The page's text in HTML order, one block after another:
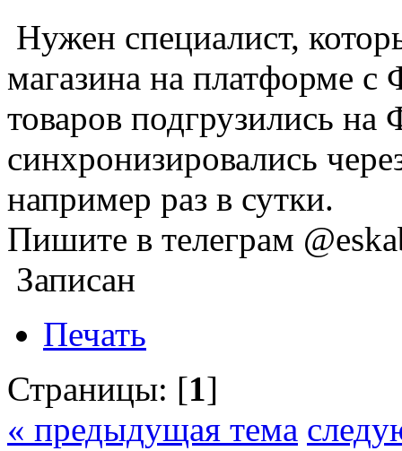
Нужен специалист,
магазина на платформе с
товаров подгрузились на
синхронизировались
например раз в сутки.
Пишите в телеграм
Записан
Печать
Страницы: [1]
« предыдущая тема